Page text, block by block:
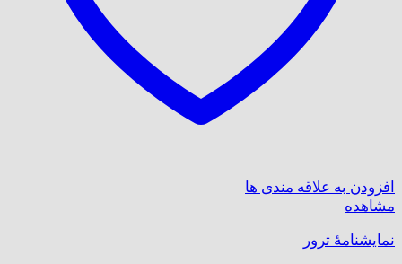
افزودن به علاقه مندی ها
مشاهده
نمایشنامۀ ترور